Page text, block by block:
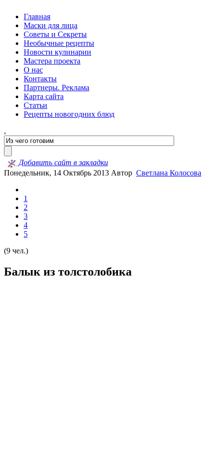
Главная
Маски для лица
Советы и Секреты
Необычные рецепты
Новости кулинарии
Мастера проекта
О нас
Контакты
Партнеры. Реклама
Карта сайта
Статьи
Рецепты новогодних блюд
,
Добавить сайт в закладки
Понедельник, 14 Октябрь 2013 Автор Светлана Колосова
1
2
3
4
5
(9 чел.)
Балык из толстолобика